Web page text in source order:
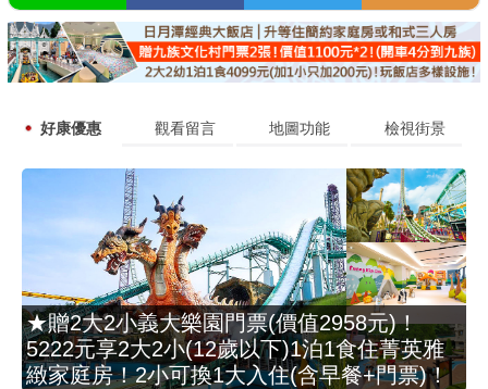
好康優惠 觀看留言 地圖功能 檢視街景
★贈2大2小義大樂園門票(價值2958元)！
5222元享2大2小(12歲以下)1泊1食住菁英雅
緻家庭房！2小可換1大入住(含早餐+門票)！